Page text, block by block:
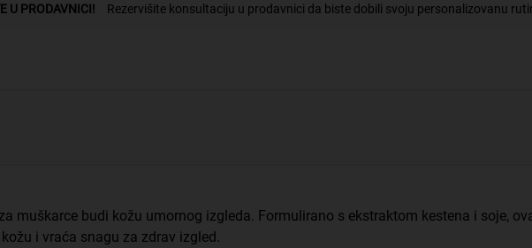
U PRODAVNICI! Rezervišite konsultaciju u prodavnici da biste dobili svoju personalizovanu
muškarce budi kožu umornog izgleda. Formulirano s ekstraktom kestena i soje,
i vraća snagu za zdrav izgled.